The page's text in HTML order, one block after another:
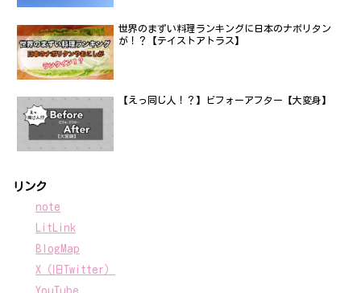
世界のまずい料理ランキングに日本のナポリタン
が！？【テイストアトラス】
【えっ同じ人！？】ビフォーアフター【大変身】
リンク
note
LitLink
BlogMap
X（旧Twitter）